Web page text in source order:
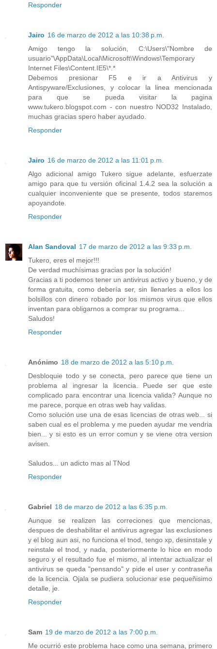
Responder
Jairo 16 de marzo de 2012 a las 10:38 p.m.
Amigo tengo la solución, C:\Users\"Nombre de
usuario"\AppData\Local\Microsoft\Windows\Temporary
Internet Files\Content.IE5\*.*
Debemos presionar F5 e ir a Antivirus y
Antispyware/Exclusiones, y colocar la linea mencionada
para que se pueda visitar la pagina
www.tukero.blogspot.com - con nuestro NOD32 Instalado,
muchas gracias spero haber ayudado.
Responder
Jairo 16 de marzo de 2012 a las 11:01 p.m.
Algo adicional amigo Tukero sigue adelante, esfuerzate
amigo para que tu versión oficinal 1.4.2 sea la solución a
cualquier inconveniente que se presente, todos staremos
apoyandote.
Responder
Alan Sandoval 17 de marzo de 2012 a las 9:33 p.m.
Tukero, eres el mejor!!!
De verdad muchísimas gracias por la solución!
Gracias a ti podemos tener un antivirus activo y bueno, y de
forma gratuita, como debería ser, sin llenarles a ellos los
bolsillos con dinero robado por los mismos virus que ellos
inventan para obligarnos a comprar su programa...
Saludos!
Responder
Anónimo 18 de marzo de 2012 a las 5:10 p.m.
Desbloquie todo y se conecta, pero parece que tiene un
problema al ingresar la licencia. Puede ser que este
complicado para encontrar una licencia valida? Aunque no
me parece, porque en otras web hay validas.
Como solución use una de esas licencias de otras web... si
saben cual es el problema y me pueden ayudar me vendria
bien... y si esto es un error comun y se viene otra version
avisen.
Saludos... un adicto mas al TNod
Responder
Gabriel 18 de marzo de 2012 a las 6:35 p.m.
Aunque se realizen las correciones que mencionas,
despues de deshabilitar el antivirus agregar las exclusiones
y el blog aun asi, no funciona el tnod, tengo xp, desinstale y
reinstale el tnod, y nada, posteriormente lo hice en modo
seguro y el resultado fue el mismo, al intentar actualizar el
antivirus se queda "pensando" y pide el user y contraseña
de la licencia. Ojala se pudiera solucionar ese pequeñisimo
detalle, je.
Responder
Sam 19 de marzo de 2012 a las 7:00 p.m.
Me ocurrió este problema hace como una semana, primero